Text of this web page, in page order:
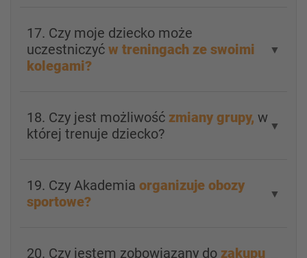
17. Czy moje dziecko może
uczestniczyć w treningach ze swoimi
kolegami?
▼
18. Czy jest możliwość zmiany grupy, w
której trenuje dziecko?
▼
19. Czy Akademia organizuje obozy
sportowe?
▼
20. Czy jestem zobowiązany do zakupu